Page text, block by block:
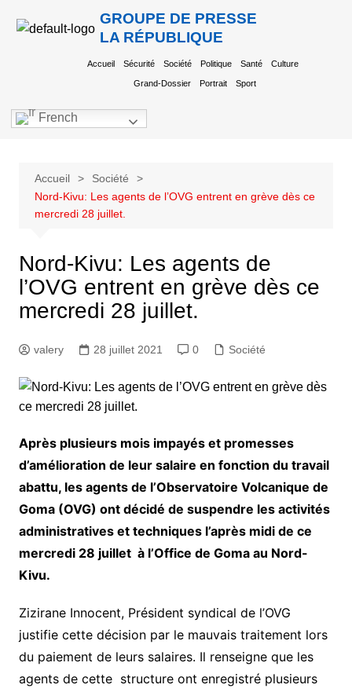
GROUPE DE PRESSE
LA RÉPUBLIQUE
Accueil Sécurité Société Politique Santé Culture
Grand-Dossier Portrait Sport
French
Accueil
Société
Nord-Kivu: Les agents de l’OVG entrent en grève dès ce
mercredi 28 juillet.
Nord-Kivu: Les agents de
l’OVG entrent en grève dès ce
mercredi 28 juillet.
valery 28 juillet 2021 0 Société
Après plusieurs mois impayés et promesses
d’amélioration de leur salaire en fonction du travail
abattu, les agents de l’Observatoire Volcanique de
Goma (OVG) ont décidé de suspendre les activités
administratives et techniques l’après midi de ce
mercredi 28 juillet à l’Office de Goma au Nord-
Kivu.
Zizirane Innocent, Président syndical de l’OVG
justifie cette décision par le mauvais traitement lors
du paiement de leurs salaires. Il renseigne que les
agents de cette structure ont enregistré plusieurs